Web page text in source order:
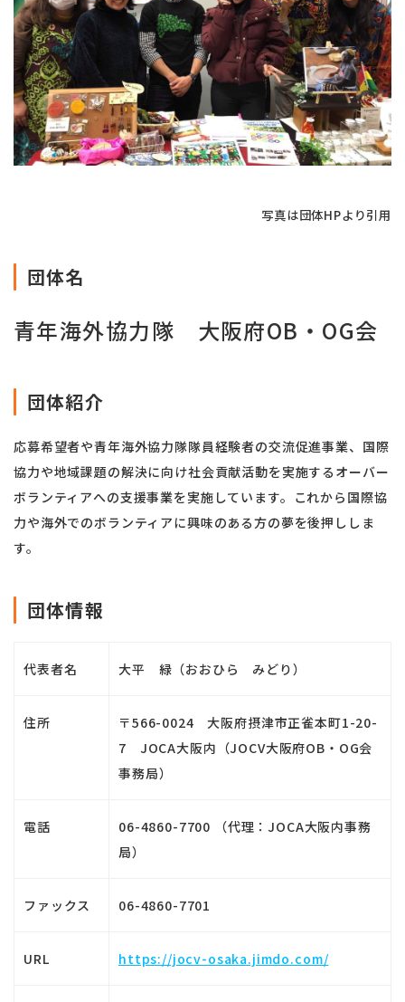
写真は団体HPより引用
団体名
青年海外協力隊 大阪府OB・OG会
団体紹介
応募希望者や青年海外協力隊隊員経験者の交流促進事業、国際
協力や地域課題の解決に向け社会貢献活動を実施するオーバー
ボランティアへの支援事業を実施しています。これから国際協
力や海外でのボランティアに興味のある方の夢を後押ししま
す。
団体情報
代表者名 大平 緑（おおひら みどり）
住所
〒566-0024 大阪府摂津市正雀本町1-20-
7 JOCA大阪内（JOCV大阪府OB・OG会
事務局）
電話
06-4860-7700 （代理：JOCA大阪内事務
局）
ファックス 06-4860-7701
URL https://jocv-osaka.jimdo.com/